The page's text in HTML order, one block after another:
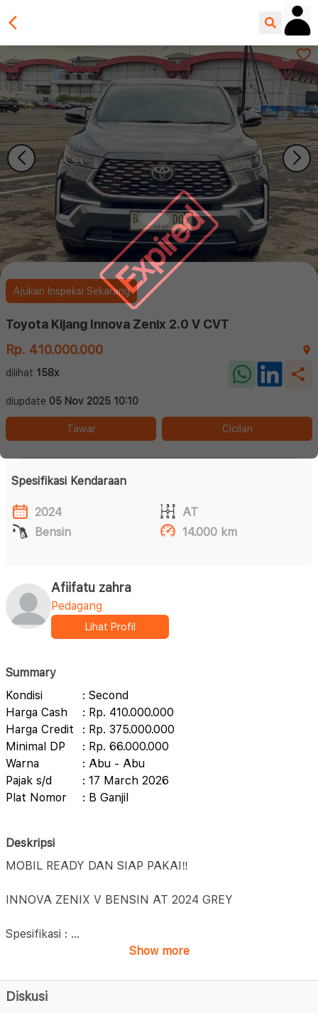
Expired
Ajukan Inspeksi Sekarang
Toyota Kijang Innova Zenix 2.0 V CVT
Rp. 410.000.000
dilihat 158x
diupdate 05 Nov 2025 10:10
Tawar Cicilan
Spesifikasi Kendaraan
2024
AT
Bensin
14.000 km
Afiifatu zahra
Pedagang
Lihat Profil
Summary
Kondisi
: Second
Harga Cash
: Rp. 410.000.000
Harga Credit
: Rp. 375.000.000
Minimal DP
: Rp. 66.000.000
Warna
: Abu - Abu
Pajak s/d
: 17 March 2026
Plat Nomor
: B Ganjil
Deskripsi
MOBIL READY DAN SIAP PAKAI‼️
INNOVA ZENIX V BENSIN AT 2024 GREY
Spesifikasi : ...
Show more
Diskusi